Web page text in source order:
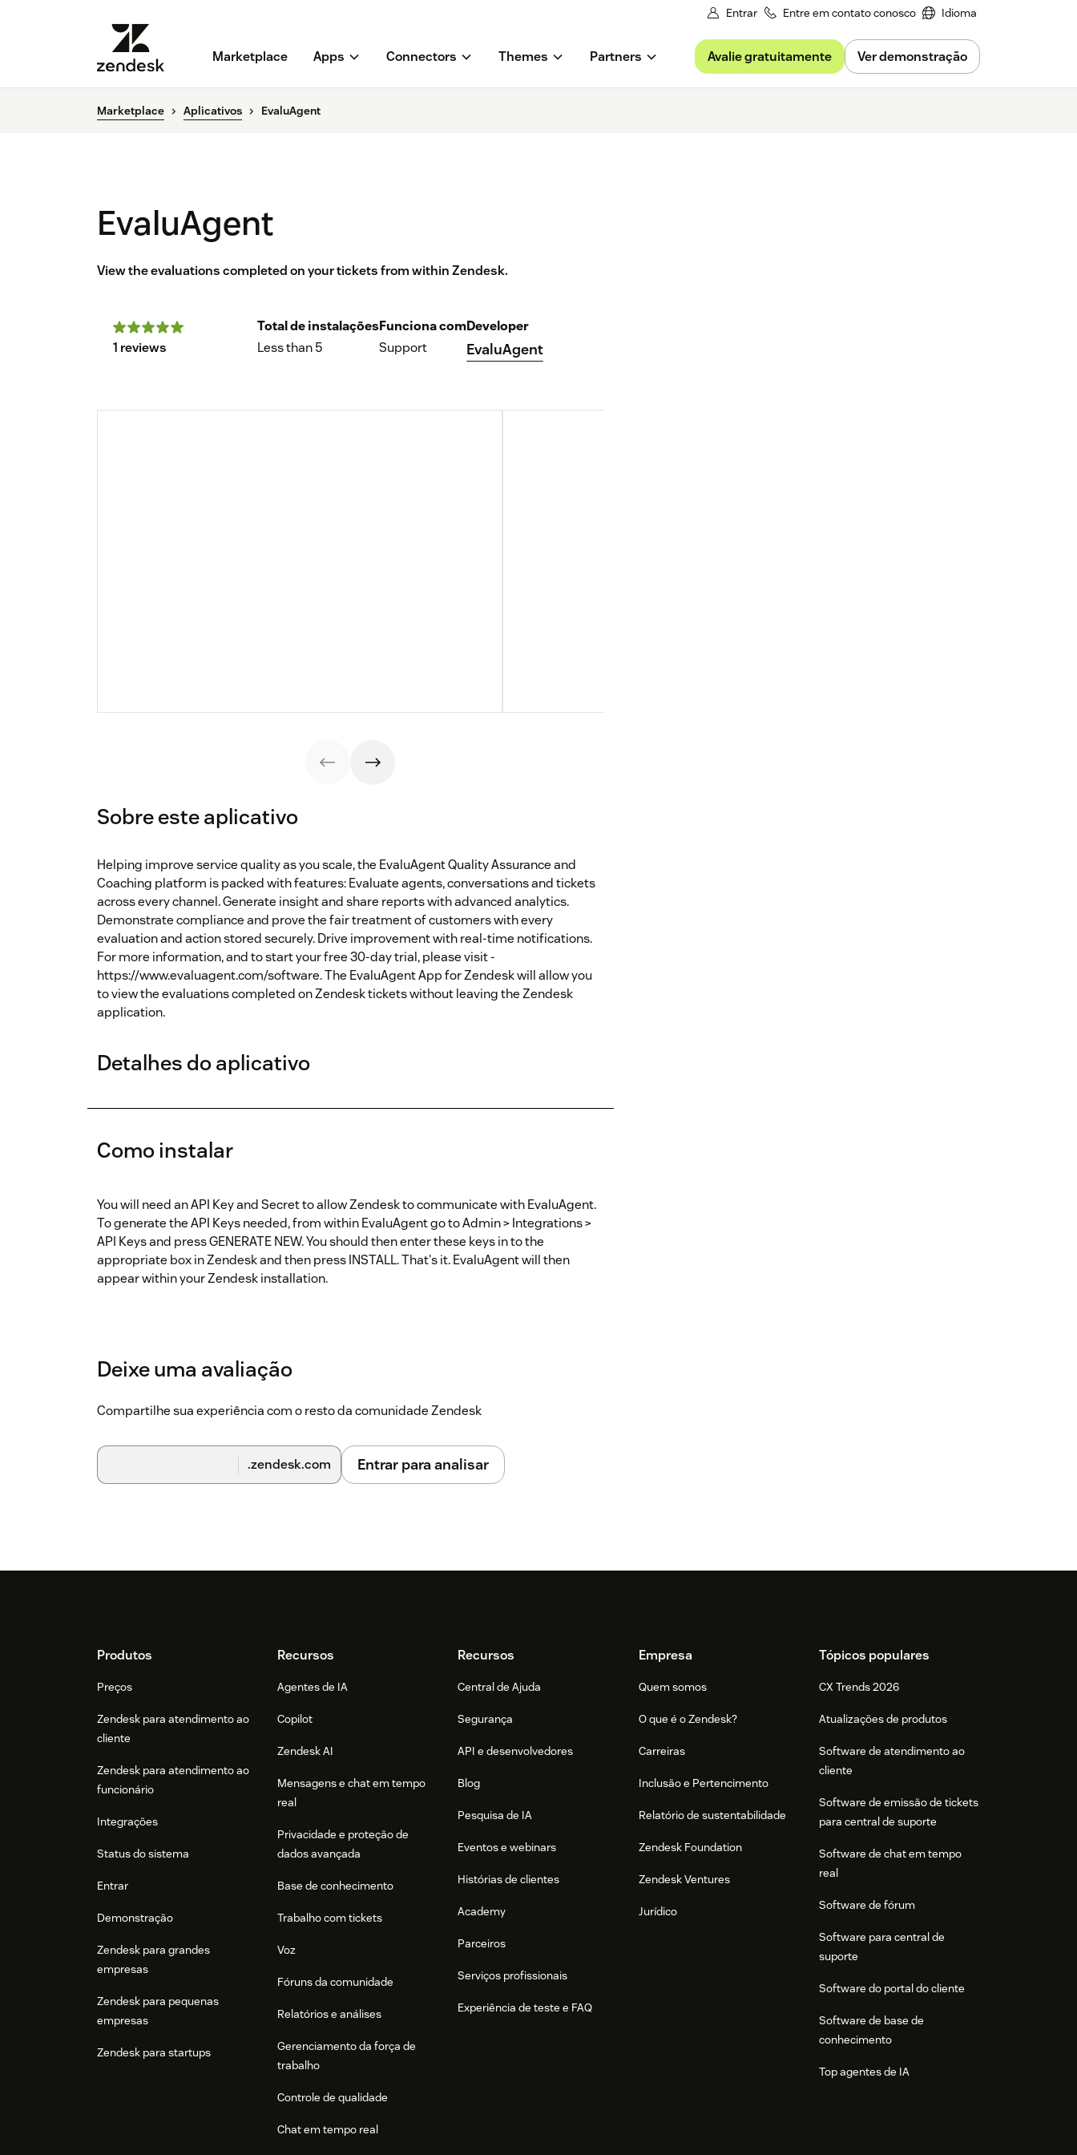
Entrar Entre em contato conosco Idioma
Marketplace Apps Connectors Themes Partners Avalie gratuitamente Ver demonstração
Marketplace Aplicativos EvaluAgent
EvaluAgent
View the evaluations completed on your tickets from within Zendesk.
1 reviews
Total de instalações
Less than 5
Funciona com
Support
Developer
EvaluAgent
Sobre este aplicativo
Helping improve service quality as you scale, the EvaluAgent Quality Assurance and
Coaching platform is packed with features: Evaluate agents, conversations and tickets
across every channel. Generate insight and share reports with advanced analytics.
Demonstrate compliance and prove the fair treatment of customers with every
evaluation and action stored securely. Drive improvement with real-time notifications.
For more information, and to start your free 30-day trial, please visit -
https://www.evaluagent.com/software. The EvaluAgent App for Zendesk will allow you
to view the evaluations completed on Zendesk tickets without leaving the Zendesk
application.
Detalhes do aplicativo
Como instalar
You will need an API Key and Secret to allow Zendesk to communicate with EvaluAgent.
To generate the API Keys needed, from within EvaluAgent go to Admin > Integrations >
API Keys and press GENERATE NEW. You should then enter these keys in to the
appropriate box in Zendesk and then press INSTALL. That's it. EvaluAgent will then
appear within your Zendesk installation.
Deixe uma avaliação
Compartilhe sua experiência com o resto da comunidade Zendesk
.zendesk.com Entrar para analisar
FooterProdutos
Preços
Zendesk para atendimento ao
cliente
Zendesk para atendimento ao
funcionário
Integrações
Status do sistema
Entrar
Demonstração
Zendesk para grandes
empresas
Zendesk para pequenas
empresas
Zendesk para startups
Recursos
Agentes de IA
Copilot
Zendesk AI
Mensagens e chat em tempo
real
Privacidade e proteção de
dados avançada
Base de conhecimento
Trabalho com tickets
Voz
Fóruns da comunidade
Relatórios e análises
Gerenciamento da força de
trabalho
Controle de qualidade
Chat em tempo real
Recursos
Central de Ajuda
Segurança
API e desenvolvedores
Blog
Pesquisa de IA
Eventos e webinars
Histórias de clientes
Academy
Parceiros
Serviços profissionais
Experiência de teste e FAQ
Empresa
Quem somos
O que é o Zendesk?
Carreiras
Inclusão e Pertencimento
Relatório de sustentabilidade
Zendesk Foundation
Zendesk Ventures
Jurídico
Tópicos populares
CX Trends 2026
Atualizações de produtos
Software de atendimento ao
cliente
Software de emissão de tickets
para central de suporte
Software de chat em tempo
real
Software de fórum
Software para central de
suporte
Software do portal do cliente
Software de base de
conhecimento
Top agentes de IA